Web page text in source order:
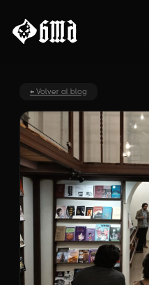
← Volver al blog